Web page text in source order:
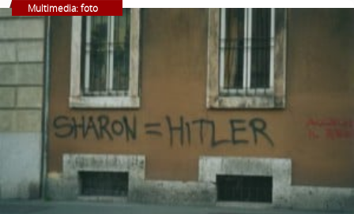
Multimedia: foto